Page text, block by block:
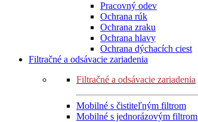
Pracovný odev
Ochrana rúk
Ochrana zraku
Ochrana hlavy
Ochrana dýchacích ciest
Filtračné a odsávacie zariadenia
Filtračné a odsávacie zariadenia
Mobilné s čistiteľným filtrom
Mobilné s jednorázovým filtrom